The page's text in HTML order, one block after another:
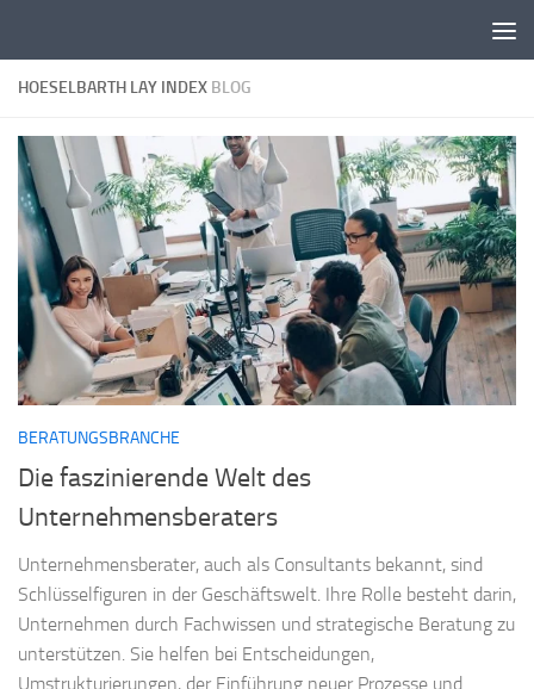
HOESELBARTH LAY INDEX BLOG
BERATUNGSBRANCHE
Die faszinierende Welt des
Unternehmensberaters
Unternehmensberater, auch als Consultants bekannt, sind
Schlüsselfiguren in der Geschäftswelt. Ihre Rolle besteht darin,
Unternehmen durch Fachwissen und strategische Beratung zu
unterstützen. Sie helfen bei Entscheidungen,
Umstrukturierungen, der Einführung neuer Prozesse und